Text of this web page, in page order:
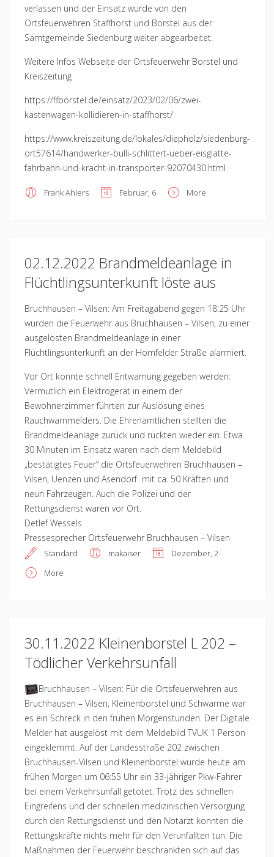
verlassen und der Einsatz wurde von den
Ortsfeuerwehren Staffhorst und Borstel aus der
Samtgemeinde Siedenburg weiter abgearbeitet.
Weitere Infos Webseite der Ortsfeuerwehr Borstel und
Kreiszeitung
https://ffborstel.de/einsatz/2023/02/06/zwei-
kastenwagen-kollidieren-in-staffhorst/
https://www.kreiszeitung.de/lokales/diepholz/siedenburg-
ort57614/handwerker-bulli-schlittert-ueber-eisglatte-
fahrbahn-und-kracht-in-transporter-92070430.html
Frank Ahlers Februar, 6 More
02.12.2022 Brandmeldeanlage in
Flüchtlingsunterkunft löste aus
Bruchhausen – Vilsen: Am Freitagabend gegen 18:25 Uhr
wurden die Feuerwehr aus Bruchhausen – Vilsen, zu einer
ausgelösten Brandmeldeanlage in einer
Flüchtlingsunterkunft an der Homfelder Straße alarmiert.
Vor Ort konnte schnell Entwarnung gegeben werden:
Vermutlich ein Elektrogerät in einem der
Bewohnerzimmer führten zur Auslösung eines
Rauchwarnmelders. Die Ehrenamtlichen stellten die
Brandmeldeanlage zurück und rückten wieder ein. Etwa
30 Minuten im Einsatz waren nach dem Meldebild
„bestätigtes Feuer“ die Ortsfeuerwehren Bruchhausen –
Vilsen, Uenzen und Asendorf mit ca. 50 Kräften und
neun Fahrzeugen. Auch die Polizei und der
Rettungsdienst waren vor Ort.
Detlef Wessels
Pressesprecher Ortsfeuerwehr Bruchhausen – Vilsen
Standard makaiser
Dezember, 2
More
30.11.2022 Kleinenborstel L 202 –
Tödlicher Verkehrsunfall
Bruchhausen – Vilsen: Für die Ortsfeuerwehren aus
Bruchhausen – Vilsen, Kleinenborstel und Schwarme war
es ein Schreck in den frühen Morgenstunden. Der Digitale
Melder hat ausgelöst mit dem Meldebild TVUK 1 Person
eingeklemmt. Auf der Landesstraße 202 zwischen
Bruchhausen-Vilsen und Kleinenborstel wurde heute am
frühen Morgen um 06:55 Uhr ein 33-jähriger Pkw-Fahrer
bei einem Verkehrsunfall getötet. Trotz des schnellen
Eingreifens und der schnellen medizinischen Versorgung
durch den Rettungsdienst und den Notarzt konnten die
Rettungskräfte nichts mehr für den Verunfallten tun. Die
Maßnahmen der Feuerwehr beschränkten sich auf das